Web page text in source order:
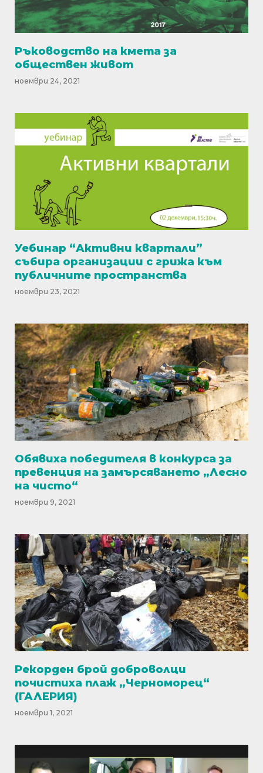
Ръководство на кмета за
обществен живот
ноември 24, 2021
Уебинар “Активни квартали”
събира организации с грижа към
публичните пространства
ноември 23, 2021
Обявиха победителя в конкурса за
превенция на замърсяването „Лесно
на чисто“
ноември 9, 2021
Рекорден брой доброволци
почистиха плаж „Черноморец“
(ГАЛЕРИЯ)
ноември 1, 2021